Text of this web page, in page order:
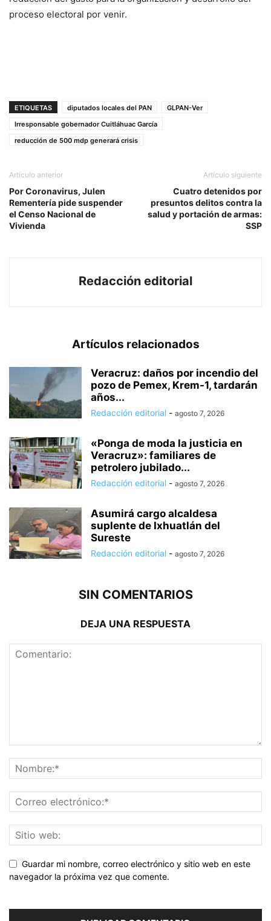
proceso electoral por venir.
ETIQUETAS diputados locales del PAN
GLPAN-Ver
Irresponsable gobernador Cuitláhuac García
reducción de 500 mdp generará crisis
Artículo anterior
Por Coronavirus, Julen
Rementería pide suspender
el Censo Nacional de
Vivienda
Artículo siguiente
Cuatro detenidos por
presuntos delitos contra la
salud y portación de armas:
SSP
Redacción editorial
Artículos relacionados
Veracruz: daños por incendio del
pozo de Pemex, Krem-1, tardarán
años...
Redacción editorial - agosto 7, 2026
«Ponga de moda la justicia en
Veracruz»: familiares de
petrolero jubilado...
Redacción editorial - agosto 7, 2026
Asumirá cargo alcaldesa
suplente de Ixhuatlán del
Sureste
Redacción editorial - agosto 7, 2026
SIN COMENTARIOS
DEJA UNA RESPUESTA
Guardar mi nombre, correo electrónico y sitio web en este
navegador la próxima vez que comente.